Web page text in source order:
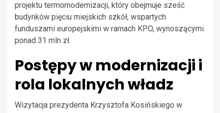
projektu termomodernizacji, który obejmuje sześć
budynków pięciu miejskich szkół, wspartych
funduszami europejskimi w ramach KPO, wynoszącymi
ponad 31 mln zł.
Postępy w modernizacji i
rola lokalnych władz
Wizytacja prezydenta Krzysztofa Kosińskiego w